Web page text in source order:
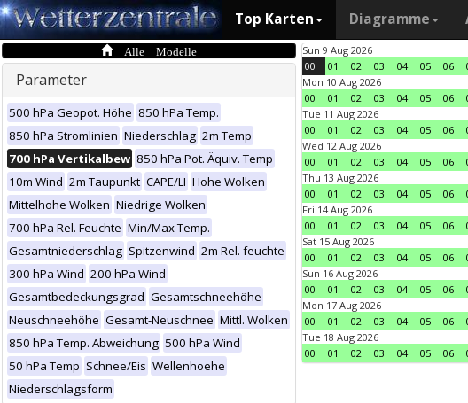
Top Karten Diagramme
Alle Modelle
Parameter
500 hPa Geopot. Höhe 850 hPa Temp.
850 hPa Stromlinien Niederschlag 2m Temp
700 hPa Vertikalbew 850 hPa Pot. Äquiv. Temp
10m Wind 2m Taupunkt CAPE/LI Hohe Wolken
Mittelhohe Wolken Niedrige Wolken
700 hPa Rel. Feuchte Min/Max Temp.
Gesamtniederschlag Spitzenwind 2m Rel. feuchte
300 hPa Wind 200 hPa Wind
Gesamtbedeckungsgrad Gesamtschneehöhe
Neuschneehöhe Gesamt-Neuschnee Mittl. Wolken
850 hPa Temp. Abweichung 500 hPa Wind
50 hPa Temp Schnee/Eis Wellenhoehe
Niederschlagsform
Sun 9 Aug 2026
00
01 02 03 04 05 06
Mon 10 Aug 2026
00
01 02 03 04 05 06
Tue 11 Aug 2026
00
01 02 03 04 05 06
Wed 12 Aug 2026
00
01 02 03 04 05 06
Thu 13 Aug 2026
00
01 02 03 04 05 06
Fri 14 Aug 2026
00
01 02 03 04 05 06
Sat 15 Aug 2026
00
01 02 03 04 05 06
Sun 16 Aug 2026
00
01 02 03 04 05 06
Mon 17 Aug 2026
00
01 02 03 04 05 06
Tue 18 Aug 2026
00
01 02 03 04 05 06